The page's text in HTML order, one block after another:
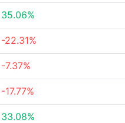
35.06%
-22.31%
-7.37%
-17.77%
33.08%